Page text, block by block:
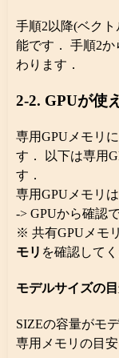
手順2以降(ベク
能です． 手順2
わります．
2-2. GPUが使
専用GPUメモリ
す． 以下は専用
す．
専用GPUメモリ
-> GPUから確認
※ 共有GPUメモ
モリ を確認してく
モデルサイズの
SIZEの容量がモ
専用メモリの目安